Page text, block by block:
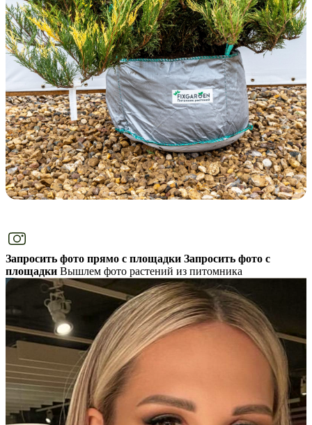
Запросить фото прямо с площадки Запросить фото с
площадки Вышлем фото растений из питомника